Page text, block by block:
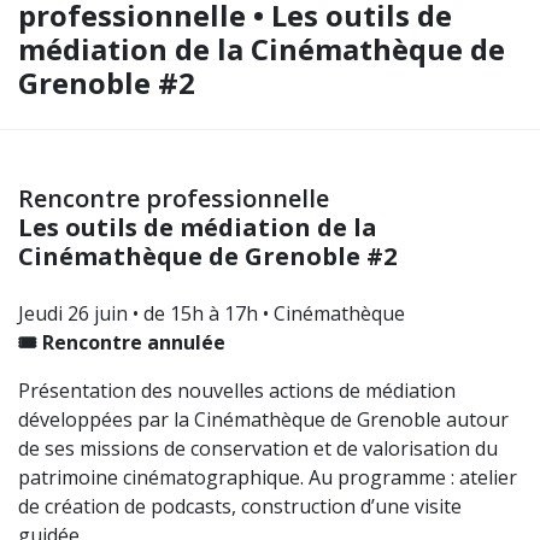
professionnelle • Les outils de
médiation de la Cinémathèque de
Grenoble #2
Rencontre professionnelle
Les outils de médiation de la
Cinémathèque de Grenoble #2
Jeudi 26 juin • de 15h à 17h • Cinémathèque
🎟️ Rencontre annulée
Présentation des nouvelles actions de médiation
développées par la Cinémathèque de Grenoble autour
de ses missions de conservation et de valorisation du
patrimoine cinématographique. Au programme : atelier
de création de podcasts, construction d’une visite